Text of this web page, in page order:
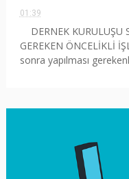
01:39
DERNEK KURULUŞU
GEREKEN ÖNCELİKLİ
sonra yapılması